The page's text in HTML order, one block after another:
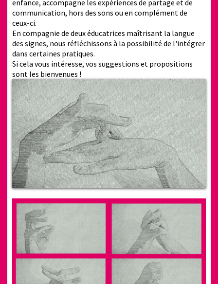
enfance, accompagne les expériences de partage et de
communication, hors des sons ou en complément de
ceux-ci.
En compagnie de deux éducatrices maîtrisant la langue
des signes, nous réfléchissons à la possibilité de l'intégrer
dans certaines pratiques.
Si cela vous intéresse, vos suggestions et propositions
sont les bienvenues !